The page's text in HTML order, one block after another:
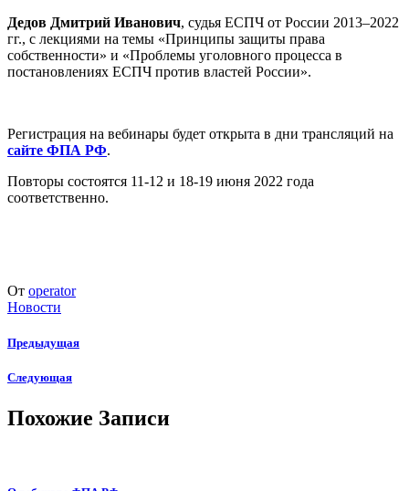
Дедов Дмитрий Иванович, судья ЕСПЧ от России 2013–2022
гг., с лекциями на темы «Принципы защиты права
собственности» и «Проблемы уголовного процесса в
постановлениях ЕСПЧ против властей России».
Регистрация на вебинары будет открыта в дни трансляций на
сайте ФПА РФ.
Повторы состоятся 11-12 и 18-19 июня 2022 года
соответственно.
От operator
Новости
Предыдущая
Следующая
Похожие Записи